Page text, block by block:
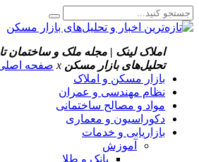
املاک لینک | مجله ملک و ساختمان
تحلیل‌های بازار مسکن x صفحه
بازار مسکن و املاک
نظام مهندسی و عمران
مواد و مصالح ساختمانی
دکوراسیون و معماری
بازاریابی و خدمات
آموزش
بانک و طلا